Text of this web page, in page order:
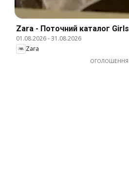
Zara - Поточний каталог Girls
01.08.2026-31.08.2026
Zara
ОГОЛОШЕННЯ